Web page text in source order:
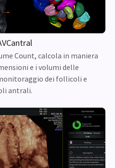
Count, calcola in maniera
e i volumi delle
dei follicoli e
antrali.